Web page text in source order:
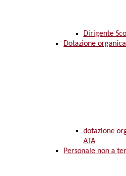
Dirigente
Dotazione organica
dotazione
ATA
Personale non a